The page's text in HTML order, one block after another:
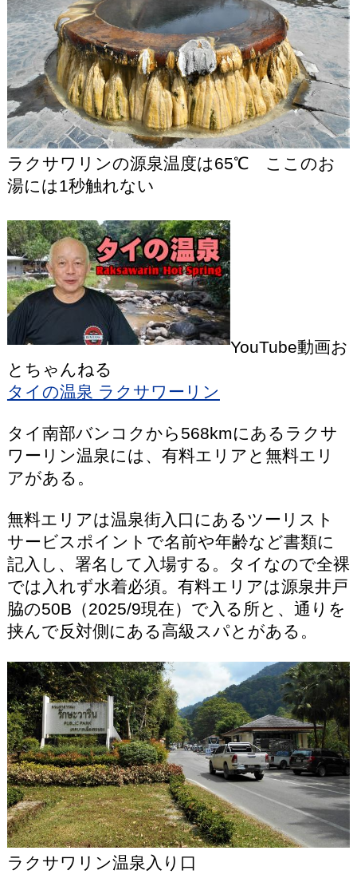
ラクサワリンの源泉温度は65℃ ここのお
湯には1秒触れない
YouTube動画お
とちゃんねる
タイの温泉 ラクサワーリン
タイ南部バンコクから568kmにあるラクサ
ワーリン温泉には、有料エリアと無料エリ
アがある。
無料エリアは温泉街入口にあるツーリスト
サービスポイントで名前や年齢など書類に
記入し、署名して入場する。タイなので全裸
では入れず水着必須。有料エリアは源泉井戸
脇の50B（2025/9現在）で入る所と、通りを
挟んで反対側にある高級スパとがある。
ラクサワリン温泉入り口